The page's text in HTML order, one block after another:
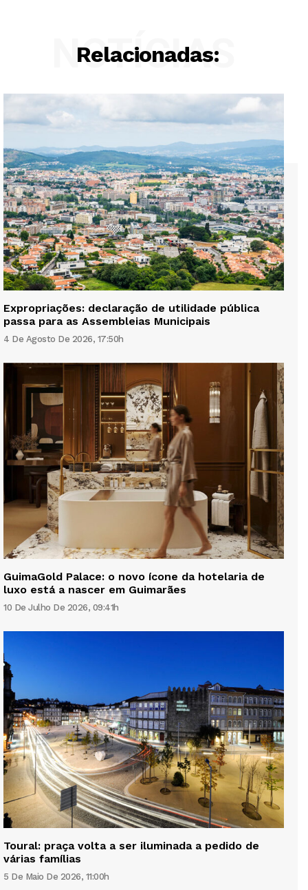
Relacionadas:
NOTÍCIAS
Expropriações: declaração de utilidade pública
passa para as Assembleias Municipais
4 De Agosto De 2026, 17:50h
GuimaGold Palace: o novo ícone da hotelaria de
luxo está a nascer em Guimarães
10 De Julho De 2026, 09:41h
Toural: praça volta a ser iluminada a pedido de
várias famílias
5 De Maio De 2026, 11:00h